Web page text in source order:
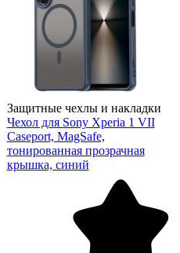
Защитные чехлы и накладки
Чехол для Sony Xperia 1 VII
Caseport, MagSafe,
тонированная прозрачная
крышка, синий